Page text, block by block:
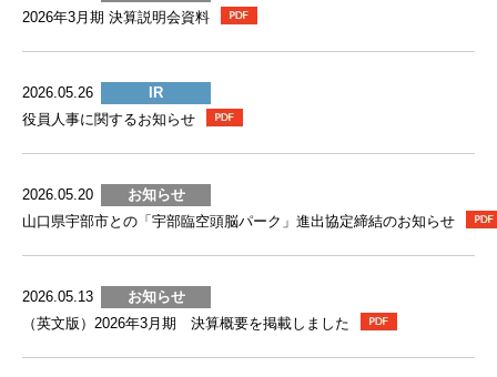
2026年3月期 決算説明会資料
2026.05.26
IR
役員人事に関するお知らせ
2026.05.20
お知らせ
山口県宇部市との「宇部臨空頭脳パーク」進出協定締結のお知らせ
2026.05.13
お知らせ
（英文版）2026年3月期 決算概要を掲載しました